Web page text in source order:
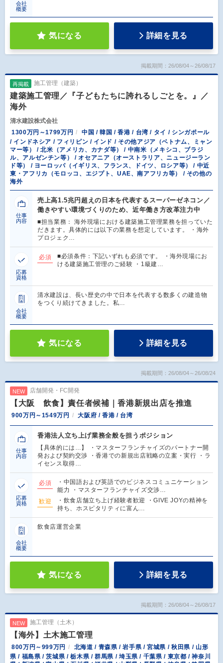
会社
概要
気になる 詳細を見る
掲載期間：26/08/04～26/08/17
再掲載 施工管理（建築）
建築施工管理／『子どもたちに誇れるしごとを。』／
海外
清水建設株式会社
1300万円～1799万円
中国 / 韓国 / 香港 / 台湾 / タイ / シンガポール
/ インドネシア / フィリピン / インド / その他アジア（ベトナム、ミャン
マー等） / 北米（アメリカ、カナダ等） / 中南米（メキシコ、ブラジ
ル、アルゼンチン等） / オセアニア（オーストラリア、ニュージーラン
ド等） / ヨーロッパ（イギリス、フランス、ドイツ、ロシア等） / 中近
東・アフリカ（モロッコ、エジプト、UAE、南アフリカ等） / その他の
海外
仕事
内容
売上高1.5兆円超えの日本を代表するスーパーゼネコン／
働きやすい環境づくりのため、近年働き方改革注力中
■担当業務： 海外現場における建築施工管理業務を担っていた
だきます。具体的には以下の業務を想定しています。 ・海外
プロジェク…
応募
資格
必須
■必須条件：下記いずれも必須です。 ・海外現場にお
ける建築施工管理のご経験 ・1級建…
会社
概要
清水建設は、長い歴史の中で日本を代表する数多くの建造物
をつくり続けてきました。私…
気になる 詳細を見る
掲載期間：26/08/04～26/08/24
NEW 店舗開発・FC開発
【大阪 飲食】責任者候補｜香港新規出店を推進
900万円～1549万円 大阪府 / 香港 / 台湾
仕事
内容
香港法人立ち上げ業務全般を担うポジション
【具体的には…】 ・マスターフランチャイズのパートナー開
発および契約交渉 ・香港での新規出店戦略の立案・実行 ・ラ
イセンス取得…
応募
資格
必須
・中国語および英語でのビジネスコミュニケーション
能力 ・マスターフランチャイズ交渉…
歓迎
・飲食店舗立ち上げ経験者歓迎 ・GIVE JOYの精神を
持ち、ホスピタリティに富ん…
会社
概要
飲食店運営企業
気になる 詳細を見る
掲載期間：26/08/04～26/08/17
NEW 施工管理（土木）
【海外】土木施工管理
800万円～999万円
北海道 / 青森県 / 岩手県 / 宮城県 / 秋田県 / 山形
県 / 福島県 / 茨城県 / 栃木県 / 群馬県 / 埼玉県 / 千葉県 / 東京都 / 神奈川